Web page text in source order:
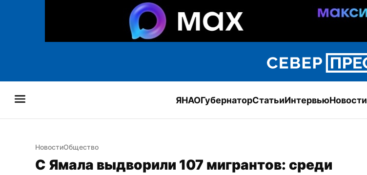
ЯНАОГубернаторСтатьиИнтервьюНовости
НовостиОбщество
С Ямала выдворили 107 мигрантов: среди